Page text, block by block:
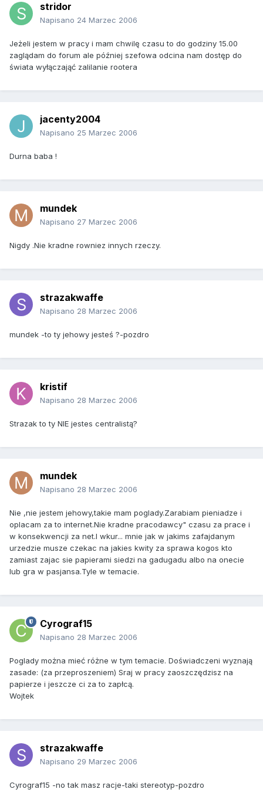
stridor
Napisano 24 Marzec 2006
Jeżeli jestem w pracy i mam chwilę czasu to do godziny 15.00
zaglądam do forum ale później szefowa odcina nam dostęp do
świata wyłączająć zalilanie rootera
jacenty2004
Napisano 25 Marzec 2006
Durna baba !
mundek
Napisano 27 Marzec 2006
Nigdy .Nie kradne rowniez innych rzeczy.
strazakwaffe
Napisano 28 Marzec 2006
mundek -to ty jehowy jesteś ?-pozdro
kristif
Napisano 28 Marzec 2006
Strazak to ty NIE jestes centralistą?
mundek
Napisano 28 Marzec 2006
Nie ,nie jestem jehowy,takie mam poglady.Zarabiam pieniadze i
oplacam za to internet.Nie kradne pracodawcy" czasu za prace i
w konsekwencji za net.I wkur... mnie jak w jakims zafajdanym
urzedzie musze czekac na jakies kwity za sprawa kogos kto
zamiast zajac sie papierami siedzi na gadugadu albo na onecie
lub gra w pasjansa.Tyle w temacie.
Cyrograf15
Napisano 28 Marzec 2006
Poglady można mieć różne w tym temacie. Doświadczeni wyznają
zasade: (za przeproszeniem) Sraj w pracy zaoszczędzisz na
papierze i jeszcze ci za to zapłcą.
Wojtek
strazakwaffe
Napisano 29 Marzec 2006
Cyrograf15 -no tak masz racje-taki stereotyp-pozdro